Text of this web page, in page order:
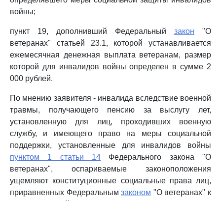
войны;
пункт 19, дополнивший Федеральный закон "О
ветеранах" статьей 23.1, которой устанавливается
ежемесячная денежная выплата ветеранам, размер
которой для инвалидов войны определен в сумме 2
000 рублей.
По мнению заявителя - инвалида вследствие военной
травмы, получающего пенсию за выслугу лет,
установленную для лиц, проходивших военную
службу, и имеющего право на меры социальной
поддержки, установленные для инвалидов войны
пунктом 1 статьи 14 Федерального закона "О
ветеранах", оспариваемые законоположения
ущемляют конституционные социальные права лиц,
приравненных Федеральнымзаконом "О ветеранах" к